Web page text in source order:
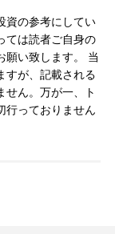
資の参考にしてい
ては読者ご自身の
願い致します。 当
すが、記載される
せん。万が一、ト
行っておりません